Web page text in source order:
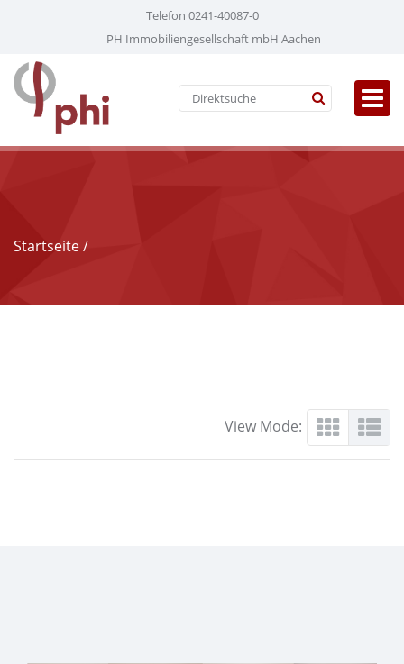
Telefon 0241-40087-0
PH Immobiliengesellschaft mbH Aachen
Startseite/
View Mode: